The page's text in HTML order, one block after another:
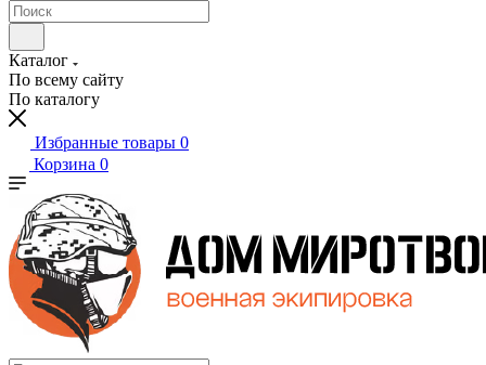
Каталог
По всему сайту
По каталогу
Избранные товары 0
Корзина 0